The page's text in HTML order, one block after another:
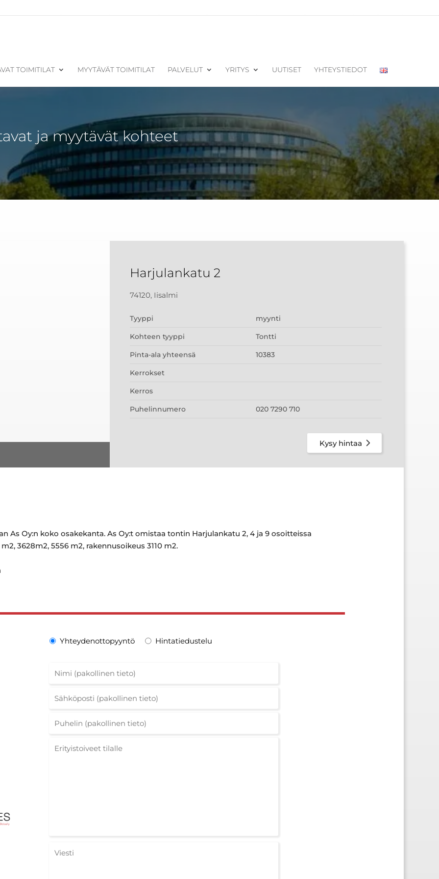
TOIMITILAT MYYTÄVÄT TOIMITILAT PALVELUT YRITYS UUTISET YHTEYSTIEDOT
ja myytävät kohteet
Harjulankatu 2
74120, Iisalmi
Tyyppi myynti
Kohteen tyyppi Tontti
Pinta-ala yhteensä 10383
Kerrokset
Kerros
Puhelinnumero 020 7290 710
Kysy hintaa
As Oy:n koko osakekanta. As Oy:t omistaa tontin Harjulankatu 2, 4 ja 9 osoitteissa
3628m2, 5556 m2, rakennusoikeus 3110 m2.
Yhteydenottopyyntö Hintatiedustelu